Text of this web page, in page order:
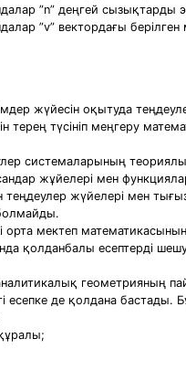
”n” деңгей сызықтарды
”v” вектордағы
жүйесін оқытуда
терең түсініп меңгеру
системаларының
жұйелері мен
жүйелері мен
мектеп
қолданбалы есептерді
геометрияның
есепке де қолдана бастады.